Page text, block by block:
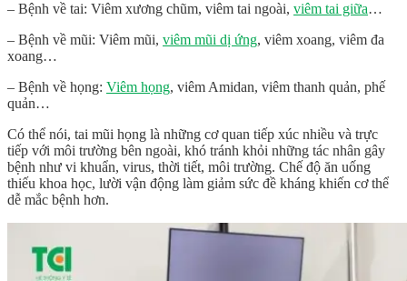
– Bệnh về tai: Viêm xương chũm, viêm tai ngoài, viêm tai giữa…
– Bệnh về mũi: Viêm mũi, viêm mũi dị ứng, viêm xoang, viêm đa
xoang…
– Bệnh về họng: Viêm họng, viêm Amidan, viêm thanh quản, phế
quản…
Có thể nói, tai mũi họng là những cơ quan tiếp xúc nhiều và trực
tiếp với môi trường bên ngoài, khó tránh khỏi những tác nhân gây
bệnh như vi khuẩn, virus, thời tiết, môi trường. Chế độ ăn uống
thiếu khoa học, lười vận động làm giảm sức đề kháng khiến cơ thể
dễ mắc bệnh hơn.